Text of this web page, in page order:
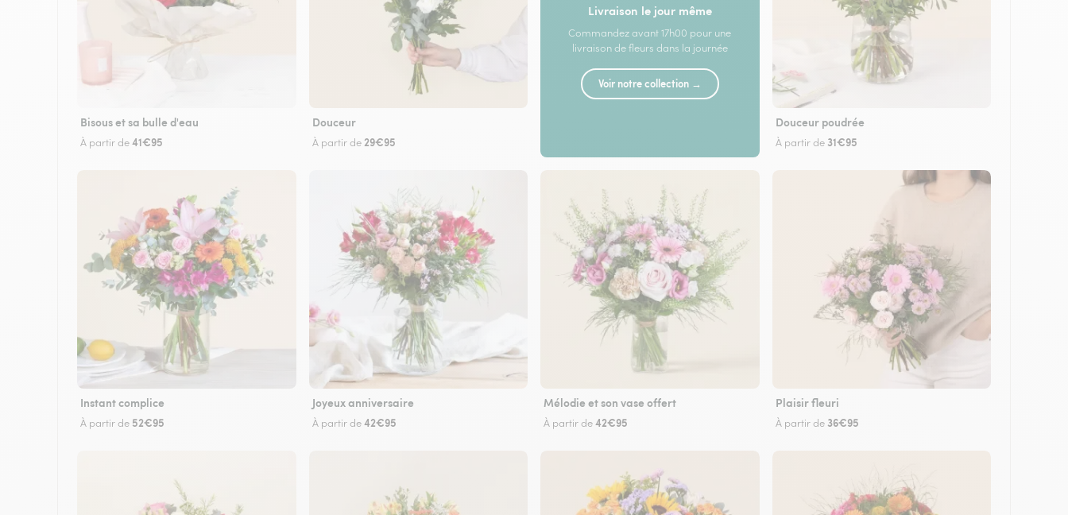
Bisous et sa bulle d'eau
À partir de41€95
Douceur
À partir de 29€95
Livraison le jour même
Commandez avant 17h00 pour une
livraison de fleurs dans la journée
Voir notre collection →
Douceur poudrée
À partir de 31€95
Instant complice
À partir de 52€95
Joyeux anniversaire
À partir de42€95
Mélodie et son vase offert
À partir de42€95
Plaisir fleuri
À partir de 36€95